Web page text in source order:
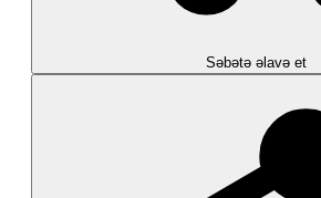
Səbətə əlavə et